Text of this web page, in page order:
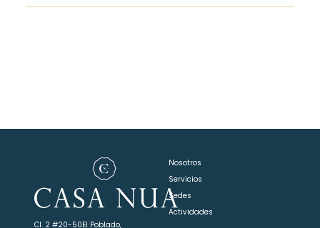
Cl. 2 #20-50El Poblado,
Nosotros
Servicios
Sedes
Actividades